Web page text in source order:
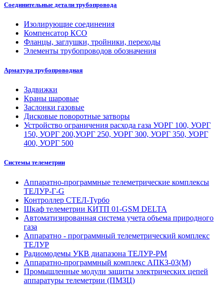
Соединительные детали трубопровода
Изолирующие соединения
Компенсатор КСО
Фланцы, заглушки, тройники, переходы
Элементы трубопроводов обозначения
Арматура трубопроводная
Задвижки
Краны шаровые
Заслонки газовые
Дисковые поворотные затворы
Устройство ограничения расхода газа УОРГ 100, УОРГ
150, УОРГ 200,УОРГ 250, УОРГ 300, УОРГ 350, УОРГ
400, УОРГ 500
Системы телеметрии
Аппаратно-программные телеметрические комплексы
ТЕЛУР-Г-G
Контроллер СТЕЛ-Турбо
Шкаф телеметрии КИТП 01-GSM DELTA
Автоматизированная система учета объема природного
газа
Аппаратно - программный телеметрический комплекс
ТЕЛУР
Радиомодемы УКВ диапазона ТЕЛУР-РМ
Аппаратно-программный комплекс АПКЗ-03(М)
Промышленные модули защиты электрических цепей
аппаратуры телеметрии (ПМЗЦ)